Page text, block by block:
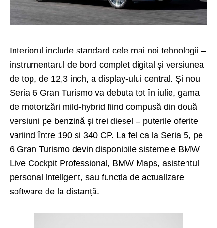
Interiorul include standard cele mai noi tehnologii –
instrumentarul de bord complet digital și versiunea
de top, de 12,3 inch, a display-ului central. Și noul
Seria 6 Gran Turismo va debuta tot în iulie, gama
de motorizări mild-hybrid fiind compusă din două
versiuni pe benzină și trei diesel – puterile oferite
variind între 190 și 340 CP. La fel ca la Seria 5, pe
6 Gran Turismo devin disponibile sistemele BMW
Live Cockpit Professional, BMW Maps, asistentul
personal inteligent, sau funcția de actualizare
software de la distanță.